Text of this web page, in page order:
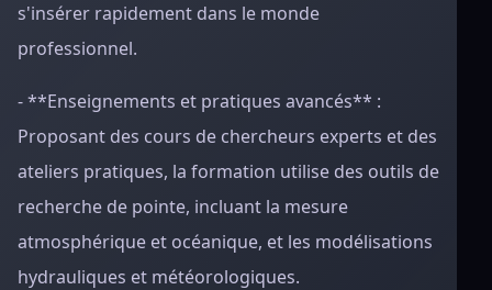
s'insérer rapidement dans le monde
professionnel.
- **Enseignements et pratiques avancés** :
Proposant des cours de chercheurs experts et des
ateliers pratiques, la formation utilise des outils de
recherche de pointe, incluant la mesure
atmosphérique et océanique, et les modélisations
hydrauliques et météorologiques.